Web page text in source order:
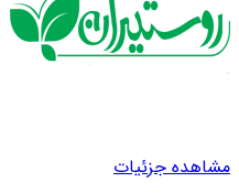
مشاهده جزئیات